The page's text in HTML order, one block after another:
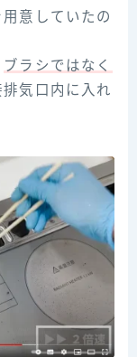
意していたの
ブラシではなく
排気口内に入れ